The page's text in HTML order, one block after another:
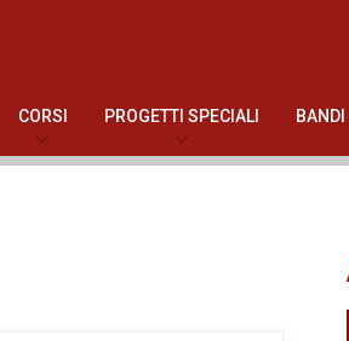
CORSI PROGETTI SPECIALI BANDI